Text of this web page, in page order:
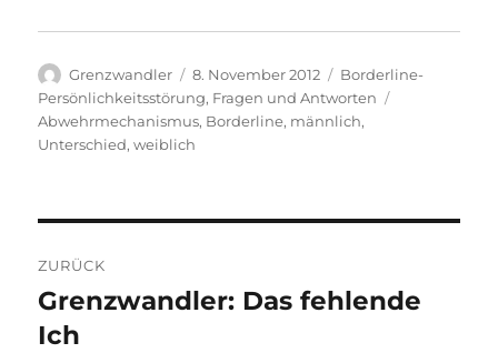
Autor
Grenzwandler
Veröffentlicht
am
8. November 2012 Kategorien
Borderline-
Persönlichkeitsstörung, Fragen und Antworten
Abwehrmechanismus, Borderline, männlich,
Unterschied,weiblich
ZURÜCK
Vorheriger
Beitrag:
Grenzwandler: Das fehlende
Ich